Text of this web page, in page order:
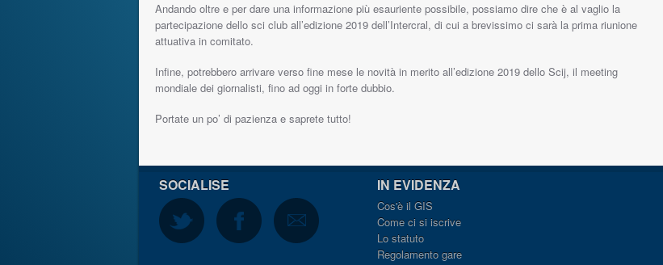
Andando oltre e per dare una informazione più esauriente possibile, possiamo dire che è al vaglio la
partecipazione dello sci club all’edizione 2019 dell’Intercral, di cui a brevissimo ci sarà la prima riunione
attuativa in comitato.
Infine, potrebbero arrivare verso fine mese le novità in merito all’edizione 2019 dello Scij, il meeting
mondiale dei giornalisti, fino ad oggi in forte dubbio.
Portate un po’ di pazienza e saprete tutto!
SOCIALISE IN EVIDENZA
Cos'è il GIS
Come ci si iscrive
Lo statuto
Regolamento gare